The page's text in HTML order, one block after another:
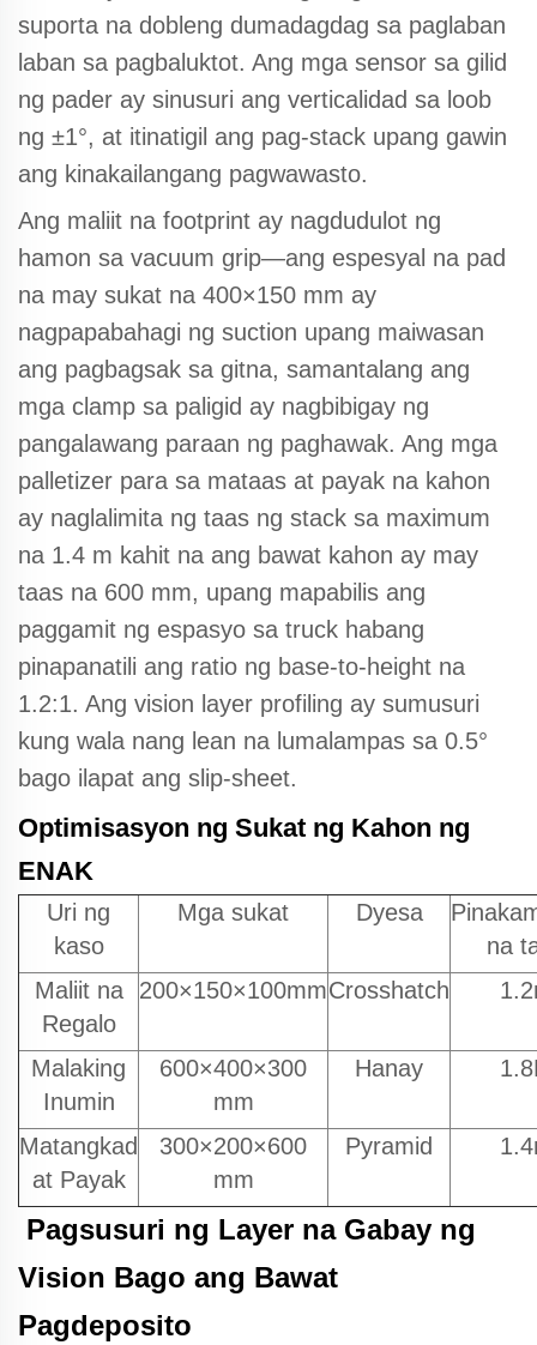
suporta na dobleng dumadagdag sa paglaban
laban sa pagbaluktot. Ang mga sensor sa gilid
ng pader ay sinusuri ang verticalidad sa loob
ng ±1°, at itinatigil ang pag-stack upang gawin
ang kinakailangang pagwawasto.
Ang maliit na footprint ay nagdudulot ng
hamon sa vacuum grip—ang espesyal na pad
na may sukat na 400×150 mm ay
nagpapabahagi ng suction upang maiwasan
ang pagbagsak sa gitna, samantalang ang
mga clamp sa paligid ay nagbibigay ng
pangalawang paraan ng paghawak. Ang mga
palletizer para sa mataas at payak na kahon
ay naglalimita ng taas ng stack sa maximum
na 1.4 m kahit na ang bawat kahon ay may
taas na 600 mm, upang mapabilis ang
paggamit ng espasyo sa truck habang
pinapanatili ang ratio ng base-to-height na
1.2:1. Ang vision layer profiling ay sumusuri
kung wala nang lean na lumalampas sa 0.5°
bago ilapat ang slip-sheet.
Optimisasyon ng Sukat ng Kahon ng
ENAK
Uri ng
kaso
Mga sukat Dyesa
na
Maliit na
Regalo
200×150×100mmCrosshatch
Malaking
Inumin
600×400×300
mm
Hanay
Matangkad
at Payak
300×200×600
mm
Pyramid
Pagsusuri ng Layer na Gabay ng
Vision Bago ang Bawat
Pagdeposito